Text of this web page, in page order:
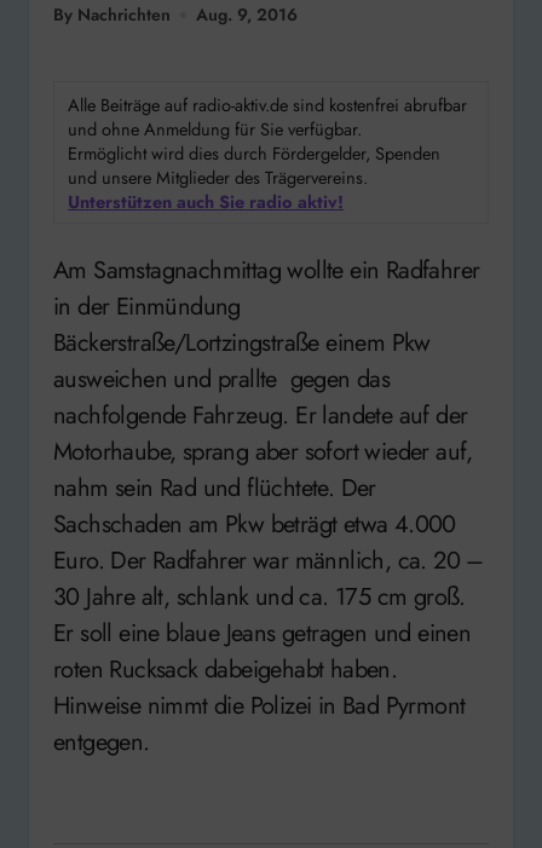
By Nachrichten Aug. 9, 2016
Alle Beiträge auf radio-aktiv.de sind kostenfrei abrufbar
und ohne Anmeldung für Sie verfügbar.
Ermöglicht wird dies durch Fördergelder, Spenden
und unsere Mitglieder des Trägervereins.
Unterstützen auch Sie radio aktiv!
Am Samstagnachmittag wollte ein Radfahrer
in der Einmündung
Bäckerstraße/Lortzingstraße einem Pkw
ausweichen und prallte gegen das
nachfolgende Fahrzeug. Er landete auf der
Motorhaube, sprang aber sofort wieder auf,
nahm sein Rad und flüchtete. Der
Sachschaden am Pkw beträgt etwa 4.000
Euro. Der Radfahrer war männlich, ca. 20 –
30 Jahre alt, schlank und ca. 175 cm groß.
Er soll eine blaue Jeans getragen und einen
roten Rucksack dabeigehabt haben.
Hinweise nimmt die Polizei in Bad Pyrmont
entgegen.